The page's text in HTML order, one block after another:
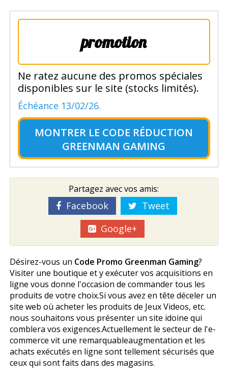
promotion
Ne ratez aucune des promos spéciales
disponibles sur le site (stocks limités).
Échéance 13/02/26.
MONTRER LE CODE RÉDUCTION
GREENMAN GAMING
Partagez avec vos amis:
Facebook
Tweet
Google+
Désirez-vous un Code Promo Greenman Gaming?
Visiter une boutique et y exécuter vos acquisitions en
ligne vous donne l'occasion de commander tous les
produits de votre choix.Si vous avez en tête déceler un
site web où acheter les produits de Jeux Videos, etc.
nous souhaitons vous présenter un site idoine qui
comblera vos exigences.Actuellement le secteur de l'e-
commerce vit une remarquableaugmentation et les
achats exécutés en ligne sont tellement sécurisés que
ceux qui sont faits dans des magasins.